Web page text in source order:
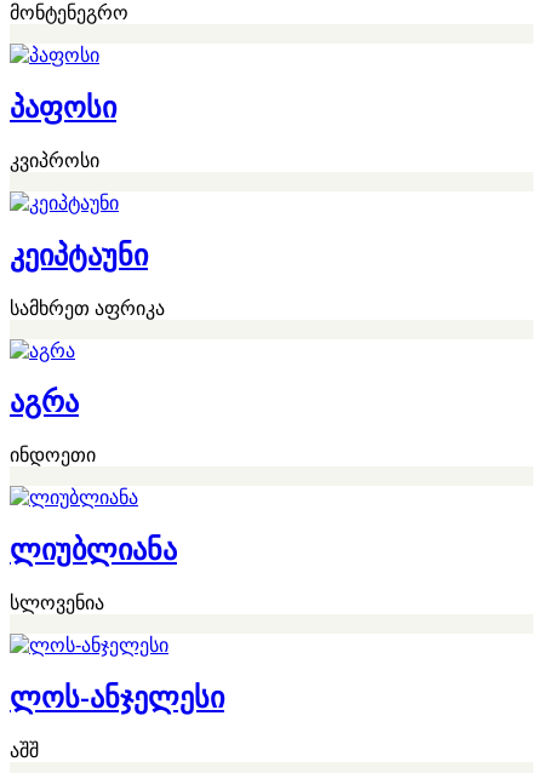
მონტენეგრო
პაფოსი
კვიპროსი
კეიპტაუნი
სამხრეთ აფრიკა
აგრა
ინდოეთი
ლიუბლიანა
სლოვენია
ლოს-ანჯელესი
აშშ